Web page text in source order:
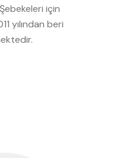
için
yılından beri